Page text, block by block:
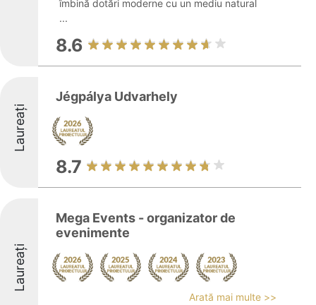
îmbină dotări moderne cu un mediu natural
...
8.6
Laureați
Jégpálya Udvarhely
8.7
Laureați
Mega Events - organizator de
evenimente
Arată mai multe >>